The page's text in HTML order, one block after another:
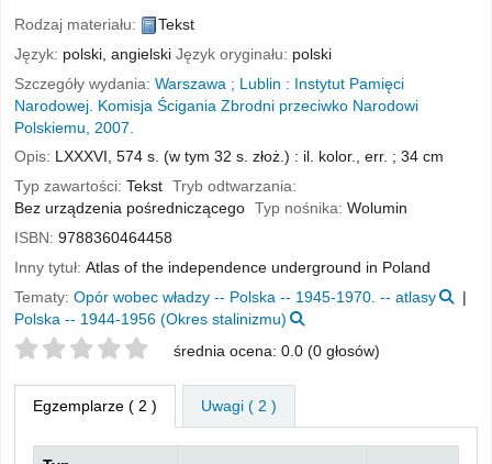
Rodzaj materiału:
Tekst
Język: polski angielski Język oryginału: polski
Szczegóły wydania: Warszawa ; Lublin : Instytut Pamięci
Narodowej. Komisja Ścigania Zbrodni przeciwko Narodowi
Polskiemu,
2007.
Opis: LXXXVI, 574 s. (w tym 32 s. złoż.) : il. kolor., err. ; 34 cm
Typ zawartości: Tekst
Tryb odtwarzania:
Bez urządzenia pośredniczącego
Typ nośnika:Wolumin
ISBN: 9788360464458
Inny tytuł: Atlas of the independence underground in Poland
Tematy: Opór wobec władzy -- Polska -- 1945-1970. -- atlasy
Polska -- 1944-1956 (Okres stalinizmu)
Twoje oceny średnia ocena: 0.0 (0 głosów)
Egzemplarze ( 2 ) Uwagi ( 2 )